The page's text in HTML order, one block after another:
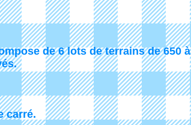
de 6 lots de terrains de 650 à
carré.